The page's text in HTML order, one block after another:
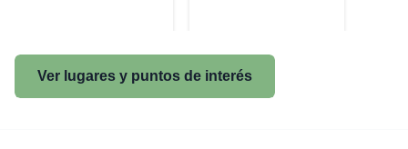
Ver lugares y puntos de interés